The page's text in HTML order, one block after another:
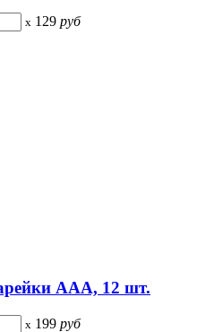
x 129 руб
ААА, 12 шт.
x 199 руб